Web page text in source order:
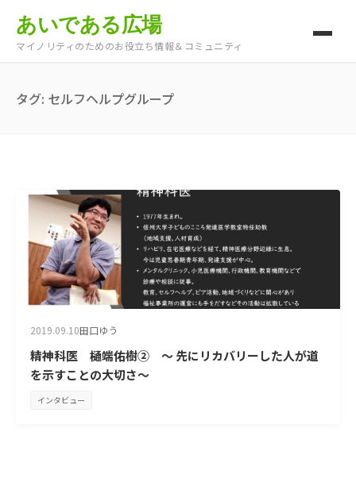
あいである広場
マイノリティのためのお役立ち情報＆コミュニティ
タグ: セルフヘルプグループ
2019.09.10田口ゆう
精神科医 樋端佑樹② ～ 先にリカバリーした人が道
を示すことの大切さ～
インタビュー